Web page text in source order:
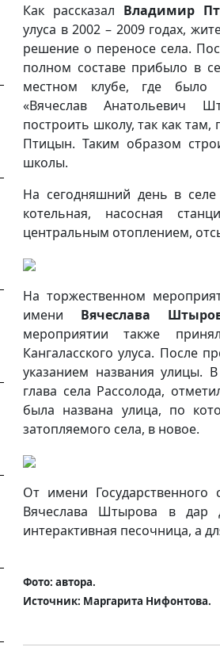
Как рассказал Владимир
улуса в 2002 – 2009 годах,
решение о переносе села.
полном составе прибыло в
местном клубе, где было
«Вячеслав Анатольевич
построить школу, так как
Птицын. Таким образом
школы.
На сегодняшний день в
котельная, насосная
центральным отоплением,
На торжественном
имени Вячеслава
мероприятии также
Кангаласского улуса. После
указанием названия улицы.
глава села Рассолода,
была названа улица, по
затопляемого села, в новое.
От имени Государственного
Вячеслава Штырова в дар
интерактивная песочница, а
Фото: автора.
Источник: Маргарита Нифонтова.